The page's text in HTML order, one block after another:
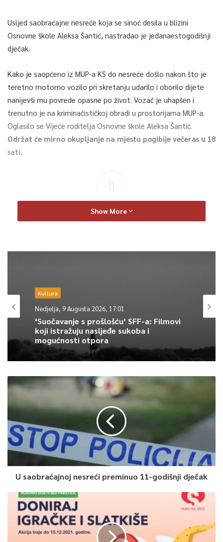
Usljed saobraćajne nesreće koja se sinoć desila u blizini
Osnovne škole Aleksa Šantić, nastradao je jedanaestogodišnji
dječak.
Kako je saopćeno iz MUP-a KS do nesreće došlo nakon što je
teretno motorno vozilo pri skretanju udarilo i oborilo dijete
nanijevši mu povrede opasne po život. Vozač je uhapšen i
trenutno je na kriminačističkoj obradi u prostorijama MUP-a.
Oglasilo se Vijeće roditelja Osnovne škole Aleksa Šantić.
Održat će mirno okupljanje na mjestu pogibije večeras u 18
sati.
0
Article Rating
Show More
Kultura
Nedjelja, 9 Augusta 2026, 17:01
‘Suočavanje s prošlošću’ SFF-a: Filmovi
koji istražuju nasljeđe sukoba i
mogućnosti otpora
U saobraćajnoj nesreći preminuo 11-godišnji dječak